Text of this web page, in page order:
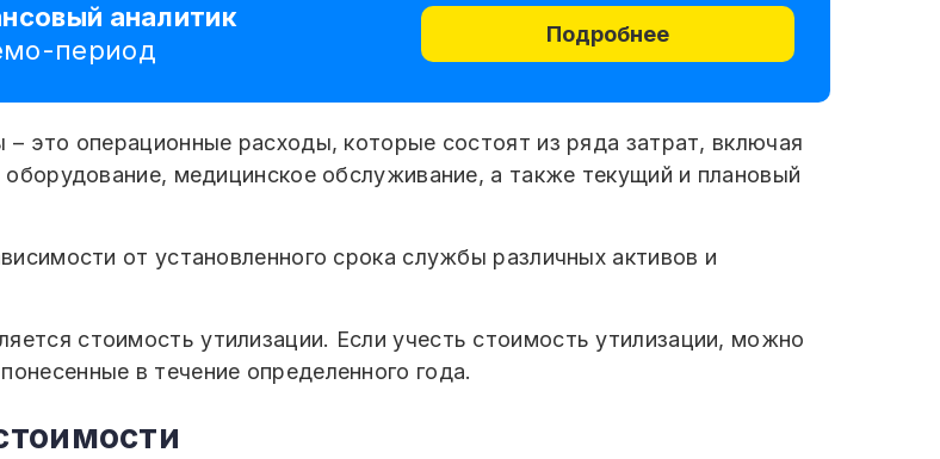
аналитик
период
Подробнее
это операционные расходы, которые состоят из ряда затрат, включая
медицинское обслуживание, а также текущий и плановый
от установленного срока службы различных активов и
стоимость утилизации. Если учесть стоимость утилизации, можно
в течение определенного года.